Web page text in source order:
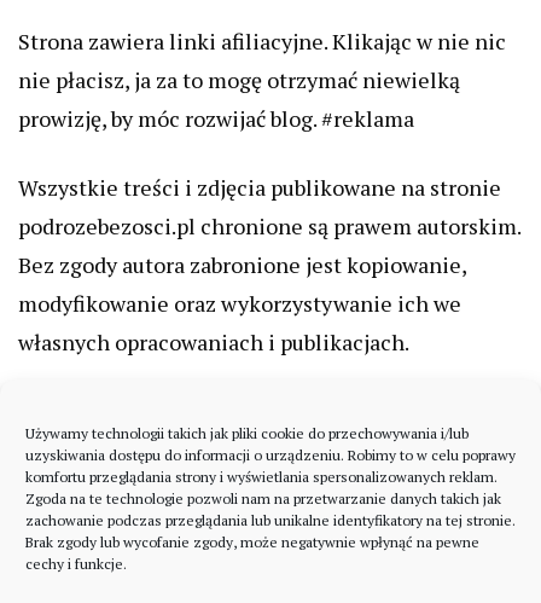
Używamy technologii takich jak pliki cookie do przechowywania i/lub
uzyskiwania dostępu do informacji o urządzeniu. Robimy to w celu poprawy
komfortu przeglądania strony i wyświetlania spersonalizowanych reklam.
Zgoda na te technologie pozwoli nam na przetwarzanie danych takich jak
zachowanie podczas przeglądania lub unikalne identyfikatory na tej stronie.
Brak zgody lub wycofanie zgody, może negatywnie wpłynąć na pewne
cechy i funkcje.
Strona zawiera linki afiliacyjne. Klikając w nie nic
nie płacisz, ja za to mogę otrzymać niewielką
prowizję, by móc rozwijać blog. #reklama
Wszystkie treści i zdjęcia publikowane na stronie
podrozebezosci.pl chronione są prawem autorskim.
Bez zgody autora zabronione jest kopiowanie,
modyfikowanie oraz wykorzystywanie ich we
własnych opracowaniach i publikacjach.